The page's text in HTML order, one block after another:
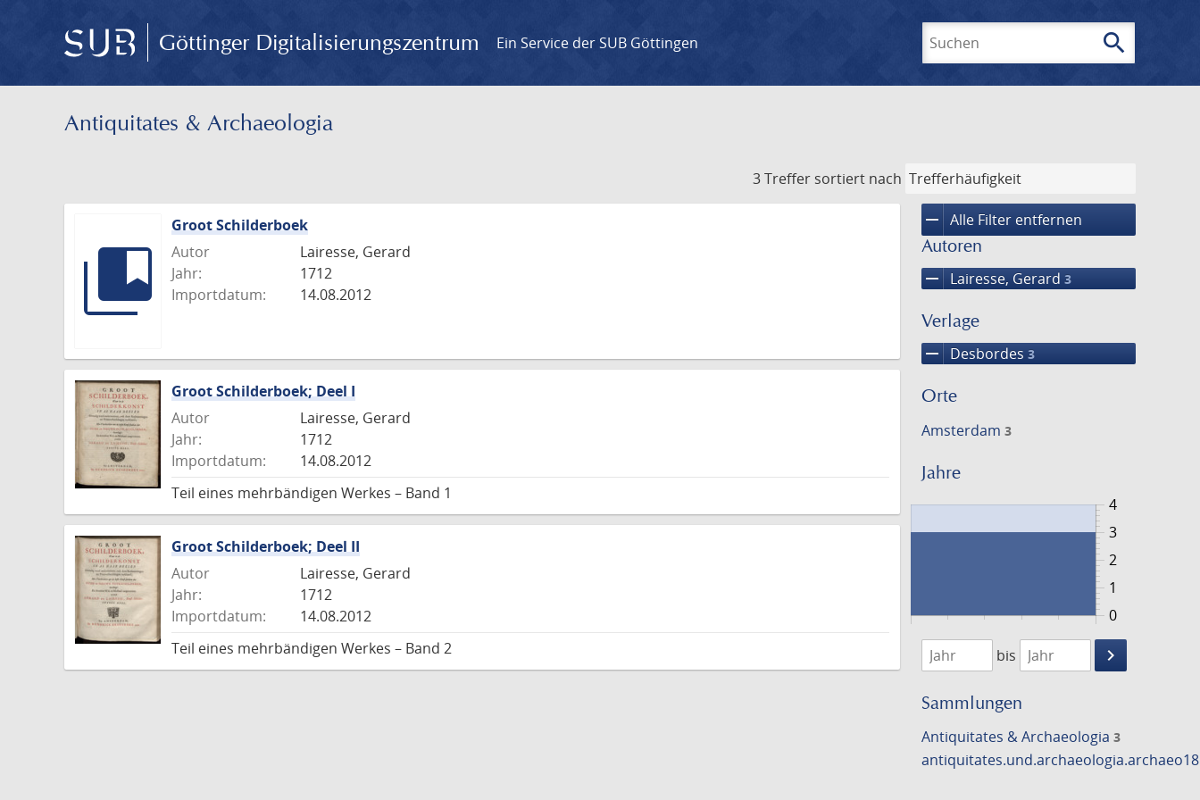
Göttinger Digitalisierungszentrum Ein Service der SUB Göttingen search
Antiquitates & Archaeologia
3 Treffer sortiert nach
remove Alle Filter entfernen
Autoren
remove Lairesse, Gerard 3
Verlage
remove Desbordes 3
Orte
Amsterdam 3
Jahre
0
4
1
2
3
1712
1713
bis
keyboard_arrow_right
Suche
Sammlungen
Antiquitates & Archaeologia 3
Groot Schilderboek
Autor
Lairesse, Gerard
Jahr:
1712
Importdatum:
14.08.2012
Groot Schilderboek; Deel I
Autor
Lairesse, Gerard
Jahr:
1712
Importdatum:
14.08.2012
Teil eines mehrbändigen Werkes – Band 1
Groot Schilderboek; Deel II
Autor
Lairesse, Gerard
Jahr:
1712
Importdatum:
14.08.2012
Teil eines mehrbändigen Werkes – Band 2